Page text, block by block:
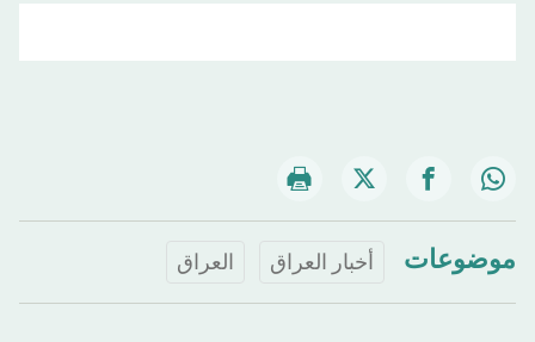
موضوعات أخبار العراق العراق